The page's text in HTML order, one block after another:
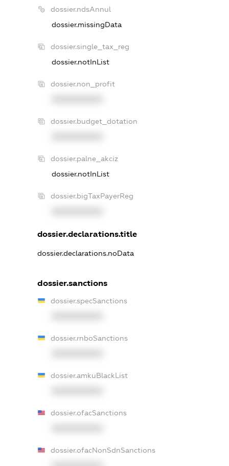
dossier.ndsAnnul
dossier.missingData
dossier.single_tax_reg
dossier.notInList
dossier.non_profit
dossier.budget_dotation
dossier.palne_akciz
dossier.notInList
dossier.bigTaxPayerReg
dossier.declarations.title
dossier.declarations.noData
dossier.sanctions
dossier.specSanctions
dossier.rnboSanctions
dossier.amkuBlackList
dossier.ofacSanctions
dossier.ofacNonSdnSanctions